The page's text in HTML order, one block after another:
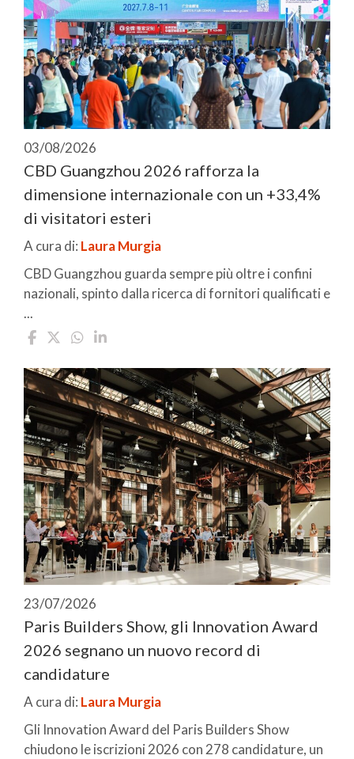
03/08/2026
CBD Guangzhou 2026 rafforza la
dimensione internazionale con un +33,4%
di visitatori esteri
A cura di: Laura Murgia
CBD Guangzhou guarda sempre più oltre i confini
nazionali, spinto dalla ricerca di fornitori qualificati e
...
23/07/2026
Paris Builders Show, gli Innovation Award
2026 segnano un nuovo record di
candidature
A cura di: Laura Murgia
Gli Innovation Award del Paris Builders Show
chiudono le iscrizioni 2026 con 278 candidature, un